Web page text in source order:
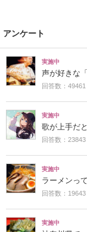
アンケート
実施中
声が好きな
回答数：49461
実施中
歌が上手だ
回答数：23843
実施中
ラーメンっ
回答数：19643
実施中